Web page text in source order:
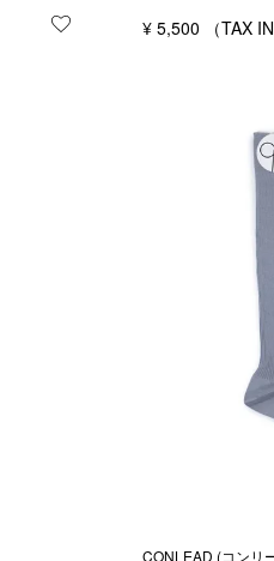
お気に入りに登録する
¥ 5,500
CONLEAD (コンリ